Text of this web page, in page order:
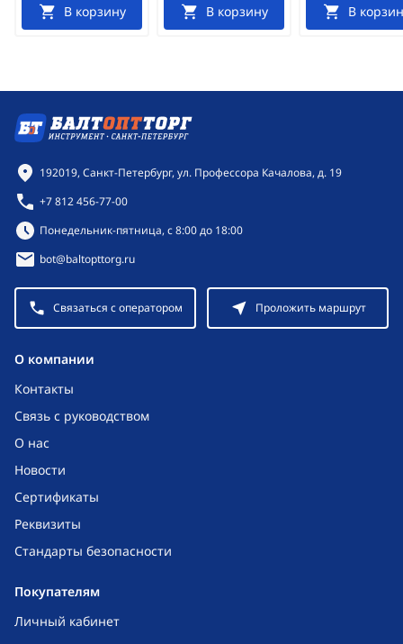
В корзину В корзину В
O компании
Контакты
Связь с руководством
О нас
Новости
Сертификаты
Реквизиты
Стандарты безопасности
Покупателям
Личный кабинет
Контактная информация
192019, Санкт-Петербург, ул. Профессора Качалова, д. 19
+7 812 456-77-00
Режим работы:
Понедельник-пятница, с 8:00 до 18:00
bot@baltopttorg.ru
Связаться с оператором Проложить маршрут